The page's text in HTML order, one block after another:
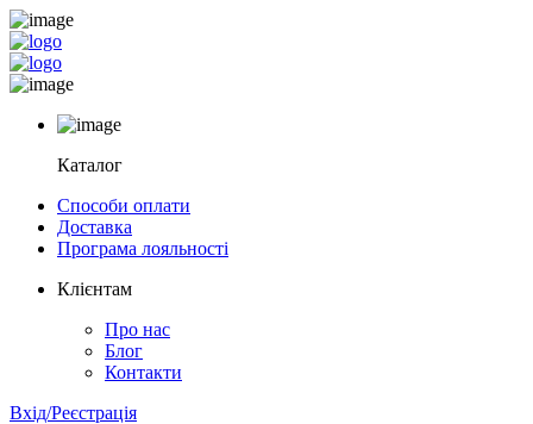
Каталог
Способи оплати
Доставка
Програма лояльності
Клієнтам
Про нас
Блог
Контакти
Вхід/Реєстрація